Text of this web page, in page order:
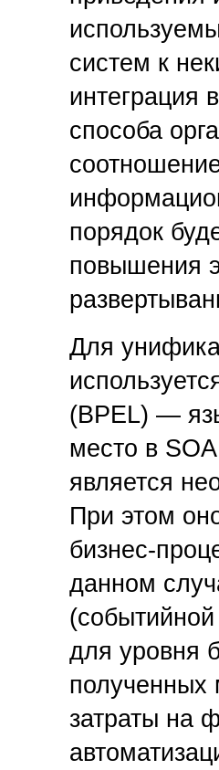
систем к
интеграция
способа
порядок
повышения
Для
(BPEL) —
место в
является
При этом
бизнес-
данном
для уровня
полученных
затраты на